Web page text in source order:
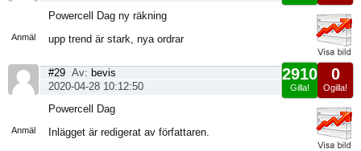
Anmäl
Powercell Dag ny räkning
upp trend är stark, nya ordrar
Anmäl
0
Ogilla!
2910
Gilla!
#29 Av: bevis
2020-04-28 10:12:50
Powercell Dag
Inlägget är redigerat av författaren.